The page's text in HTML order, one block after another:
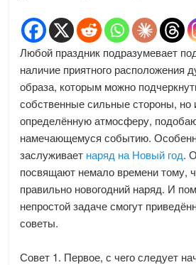
Любой праздник подразумевает
наличие приятного расположения
образа, которым можно
собственные сильные стороны, но
определённую атмосферу,
намечающемуся событию.
заслуживает наряд на Новый год.
посвящают немало времени тому,
правильно новогодний наряд. И
непростой задаче смогут
советы.
Совет 1. Первое, с чего следует